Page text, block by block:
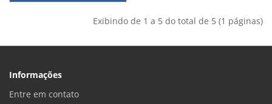
Exibindo de 1 a 5 do total de 5 (1 páginas)
Informações
Entre em contato